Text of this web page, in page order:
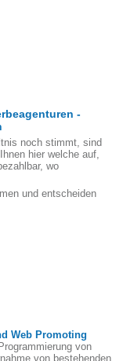
-
noch stimmt, sind
hier welche auf,
wo
und entscheiden
Web Promoting
von
von bestehenden